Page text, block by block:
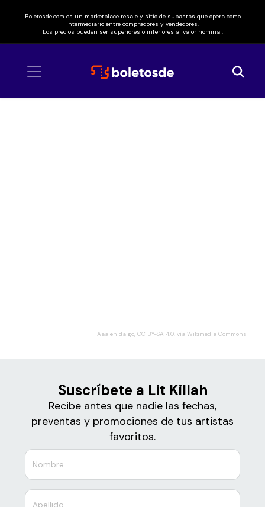
Boletosde.com es un marketplace resale y sitio de subastas que opera como
intermediario entre compradores y vendedores.
Los precios pueden ser superiores o inferiores al valor nominal.
Aaalehidalgo, CC BY-SA 4.0, vía Wikimedia Commons
Suscríbete a Lit Killah
Recibe antes que nadie las fechas,
preventas y promociones de tus artistas
favoritos.